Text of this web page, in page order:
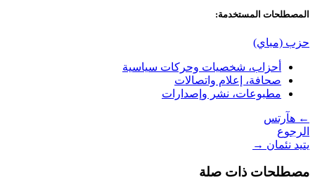
المصطلحات المستخدمة:
حزب (مباي)
أحزاب، شخصيات وحركات سياسية
صحافة، إعلام واتصالات
مطبوعات، نشر وإصدارات
← هآرتس
الرجوع
يتيد نئمان →
مصطلحات ذات صلة